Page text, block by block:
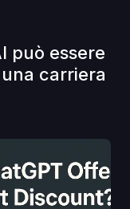
può essere
carriera